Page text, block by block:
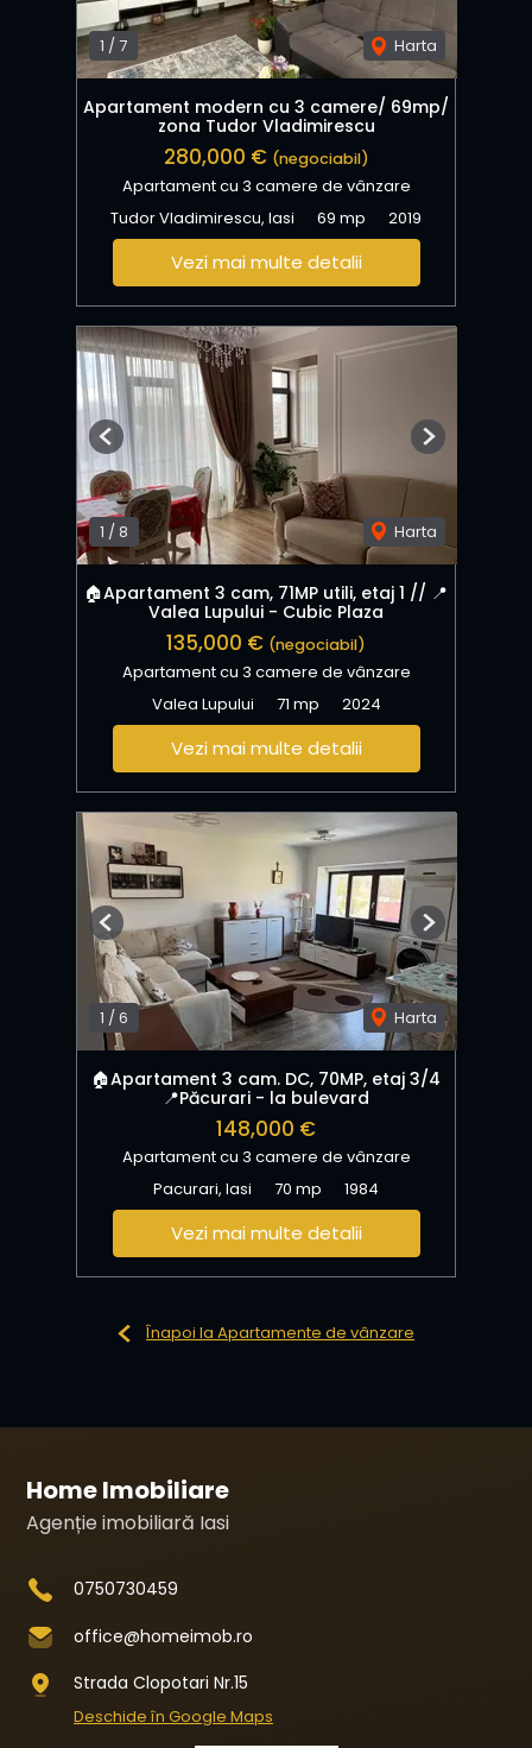
1 /7 Harta
Apartament modern cu 3 camere/ 69mp/
zona Tudor Vladimirescu
280,000 € (negociabil)
Apartament cu 3 camere de vânzare
Tudor Vladimirescu, Iasi
69 mp 2019
Vezi mai multe detalii
1 /8 Harta
Previous Next
🏠Apartament 3 cam, 71MP utili, etaj 1 // 📍
Valea Lupului - Cubic Plaza
135,000 € (negociabil)
Apartament cu 3 camere de vânzare
Valea Lupului
71 mp 2024
Vezi mai multe detalii
1 /6 Harta
Previous Next
🏠Apartament 3 cam. DC, 70MP, etaj 3/4
📍Păcurari - la bulevard
148,000 €
Apartament cu 3 camere de vânzare
Pacurari, Iasi
70 mp 1984
Vezi mai multe detalii
Înapoi la Apartamente de vânzare
Home Imobiliare
Agenție imobiliară Iasi
0750730459
office@homeimob.ro
Strada Clopotari Nr.15
Deschide în Google Maps